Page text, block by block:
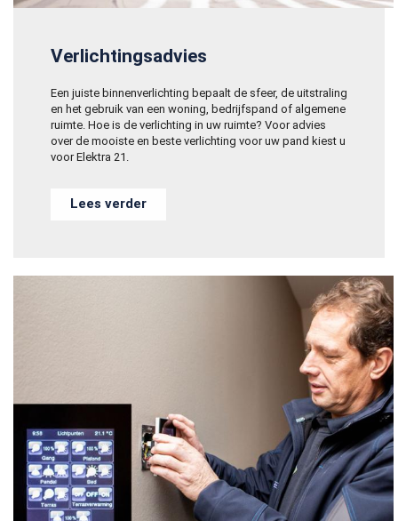
Verlichtingsadvies
Een juiste binnenverlichting bepaalt de sfeer, de uitstraling
en het gebruik van een woning, bedrijfspand of algemene
ruimte. Hoe is de verlichting in uw ruimte? Voor advies
over de mooiste en beste verlichting voor uw pand kiest u
voor Elektra 21.
Lees verder